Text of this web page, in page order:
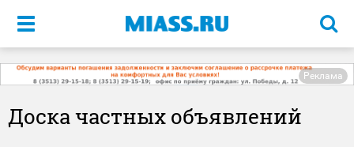
Меню
Реклама
Доска частных объявлений